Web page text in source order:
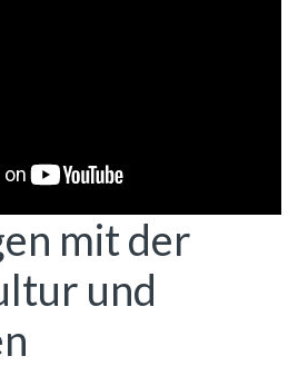
mit der
und